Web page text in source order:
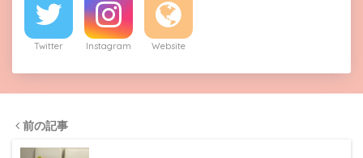
Twitter Instagram Website
前の記事